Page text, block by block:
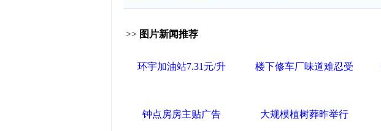
>> 图片新闻推荐
环宇加油站7.31元/升 楼下修车厂味道难忍受
钟点房房主贴广告 大规模植树葬昨举行